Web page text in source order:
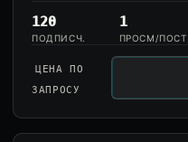
120
ПОДПИСЧ.
1
ПРОСМ/ПОСТ
ЦЕНА ПО
ЗАПРОСУ